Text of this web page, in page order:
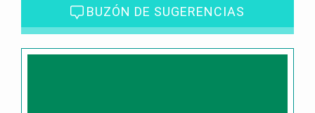
BUZÓN DE SUGERENCIAS